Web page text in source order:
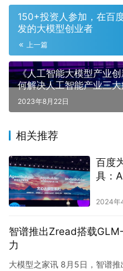
150+投资人参加，在百
发的大模型创业者
上一篇
《人工智能大模型产业
何解决人工智能产业三
2023年8月22日
相关推荐
百度
具：
2024年
智谱推出Zread搭载
力
大模型之家讯 8月5日，智谱